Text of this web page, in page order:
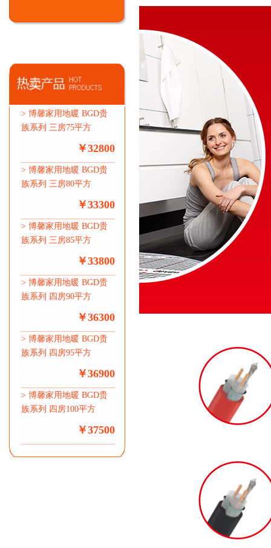
> 博馨家用地暖 BGD贵
族系列 三房75平方
￥32800
> 博馨家用地暖 BGD贵
族系列 三房80平方
￥33300
> 博馨家用地暖 BGD贵
族系列 三房85平方
￥33800
> 博馨家用地暖 BGD贵
族系列 四房90平方
￥36300
> 博馨家用地暖 BGD贵
族系列 四房95平方
￥36900
> 博馨家用地暖 BGD贵
族系列 四房100平方
￥37500